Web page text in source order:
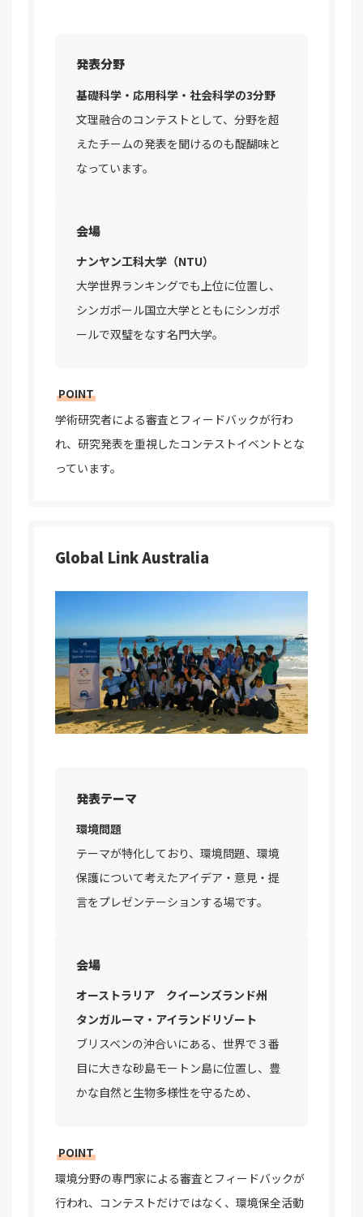
発表分野
基礎科学・応用科学・社会科学の3分野
文理融合のコンテストとして、分野を超
えたチームの発表を聞けるのも醍醐味と
なっています。
会場
ナンヤン工科大学（NTU）
大学世界ランキングでも上位に位置し、
シンガポール国立大学とともにシンガポ
ールで双璧をなす名門大学。
POINT
学術研究者による審査とフィードバックが行わ
れ、研究発表を重視したコンテストイベントとな
っています。
Global Link Australia
発表テーマ
環境問題
テーマが特化しており、環境問題、環境
保護について考えたアイデア・意見・提
言をプレゼンテーションする場です。
会場
オーストラリア クイーンズランド州
タンガルーマ・アイランドリゾート
ブリスベンの沖合いにある、世界で３番
目に大きな砂島モートン島に位置し、豊
かな自然と生物多様性を守るため、
POINT
環境分野の専門家による審査とフィードバックが
行われ、コンテストだけではなく、環境保全活動